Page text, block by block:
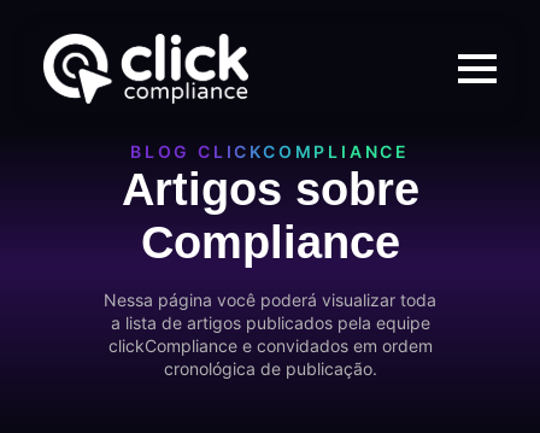
BLOG CLICKCOMPLIANCE
Artigos sobre
Compliance
Nessa página você poderá visualizar toda
a lista de artigos publicados pela equipe
clickCompliance e convidados em ordem
cronológica de publicação.